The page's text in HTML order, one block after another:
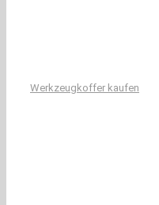
Werkzeugkoffer kaufen